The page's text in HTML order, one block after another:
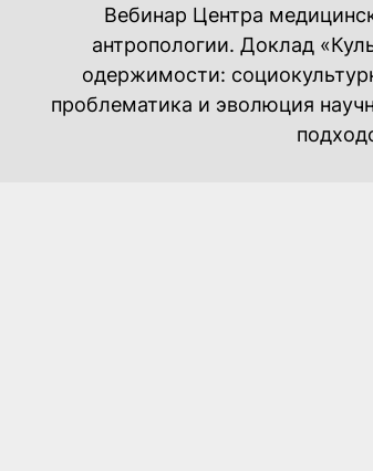
Вебинар Центра
антропологии. Доклад
одержимости:
проблематика и эволюция